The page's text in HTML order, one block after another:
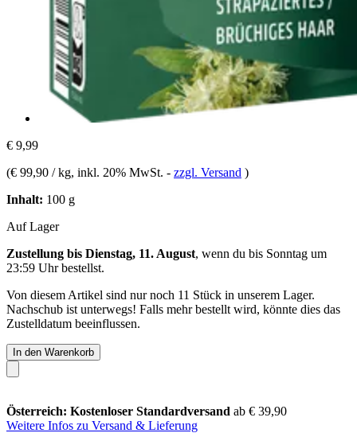
€ 9,99
(€ 99,90 / kg, inkl. 20% MwSt. - zzgl. Versand )
Inhalt: 100 g
Auf Lager
Zustellung bis Dienstag, 11. August, wenn du bis Sonntag um
23:59 Uhrbestellst.
Von diesem Artikel sind nur noch 11 Stück in unserem Lager.
Nachschub ist unterwegs! Falls mehr bestellt wird, könnte dies das
Zustelldatum beeinflussen.
In den Warenkorb
Österreich: Kostenloser Standardversand ab € 39,90
Weitere Infos zu Versand & Lieferung